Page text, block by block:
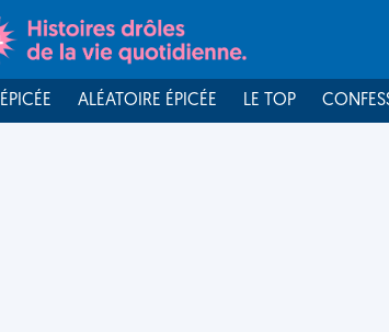
ÉPICÉE ALÉATOIRE ÉPICÉE LE TOP